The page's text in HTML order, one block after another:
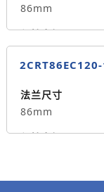
重量kg
3.3
86mm
保持力矩N.m
8.5
14
重量kg
4.8
法兰尺寸
86mm
保持力矩N.m
轴径